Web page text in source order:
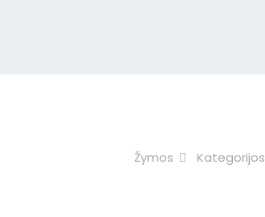
Kategorijos
Žymos